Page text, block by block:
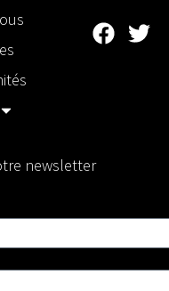
newsletter